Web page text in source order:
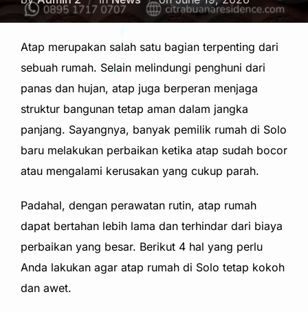
Atap merupakan salah satu bagian terpenting dari
sebuah rumah. Selain melindungi penghuni dari
panas dan hujan, atap juga berperan menjaga
struktur bangunan tetap aman dalam jangka
panjang. Sayangnya, banyak pemilik rumah di Solo
baru melakukan perbaikan ketika atap sudah bocor
atau mengalami kerusakan yang cukup parah.
Padahal, dengan perawatan rutin, atap rumah
dapat bertahan lebih lama dan terhindar dari biaya
perbaikan yang besar. Berikut 4 hal yang perlu
Anda lakukan agar atap rumah di Solo tetap kokoh
dan awet.